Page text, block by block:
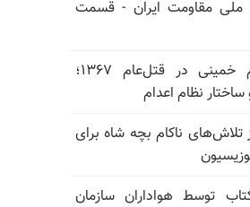
ملی مقاومت ایران - قسمت
نقش مستقیم خمینی در قتل‌عام ۱۳۶۷؛
نظام اعدام
تلاش‌های ناکام بچه شاه برای
توسط هواداران سازمان